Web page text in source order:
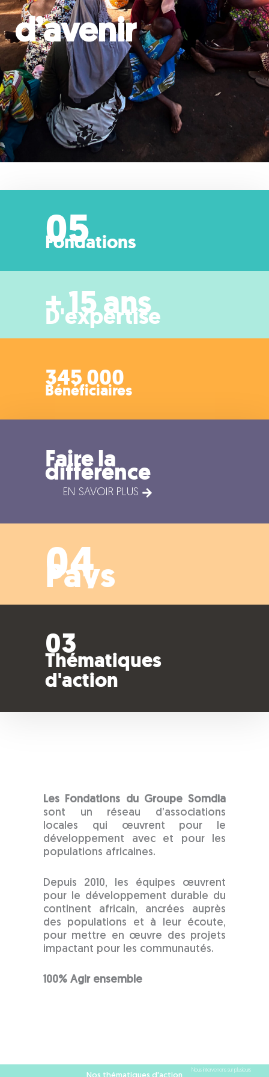
d’avenir
05
Fondations
+ 15 ans
D'expertise
345 000
Bénéficiaires
Faire la
différence
EN SAVOIR PLUS
04
Pays
03
Thématiques
d'action
Les Fondations du Groupe Somdia
sont un réseau d’associations
locales qui œuvrent pour le
développement avec et pour les
populations africaines.
Depuis 2010, les équipes œuvrent
pour le développement durable du
continent africain, ancrées auprès
des populations et à leur écoute,
pour mettre en œuvre des projets
impactant pour les communautés.
100% Agir ensemble
Nos thématiques d'action
Nous intervenons sur plusieurs